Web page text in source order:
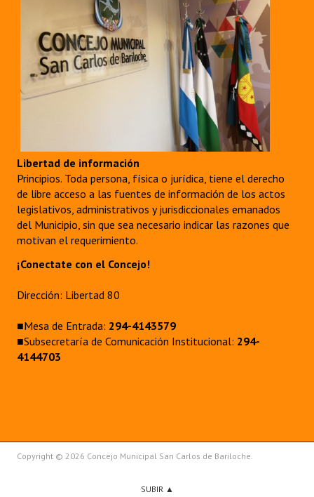
Libertad de información
Principios. Toda persona, física o jurídica, tiene el derecho
de libre acceso a las fuentes de información de los actos
legislativos, administrativos y jurisdiccionales emanados
del Municipio, sin que sea necesario indicar las razones que
motivan el requerimiento.
¡Conectate con el Concejo!
Dirección: Libertad 80
■Mesa de Entrada: 294-4143579
■Subsecretaría de Comunicación Institucional: 294-
4144703
Copyright © 2026 Concejo Municipal San Carlos de Bariloche.
SUBIR ▲